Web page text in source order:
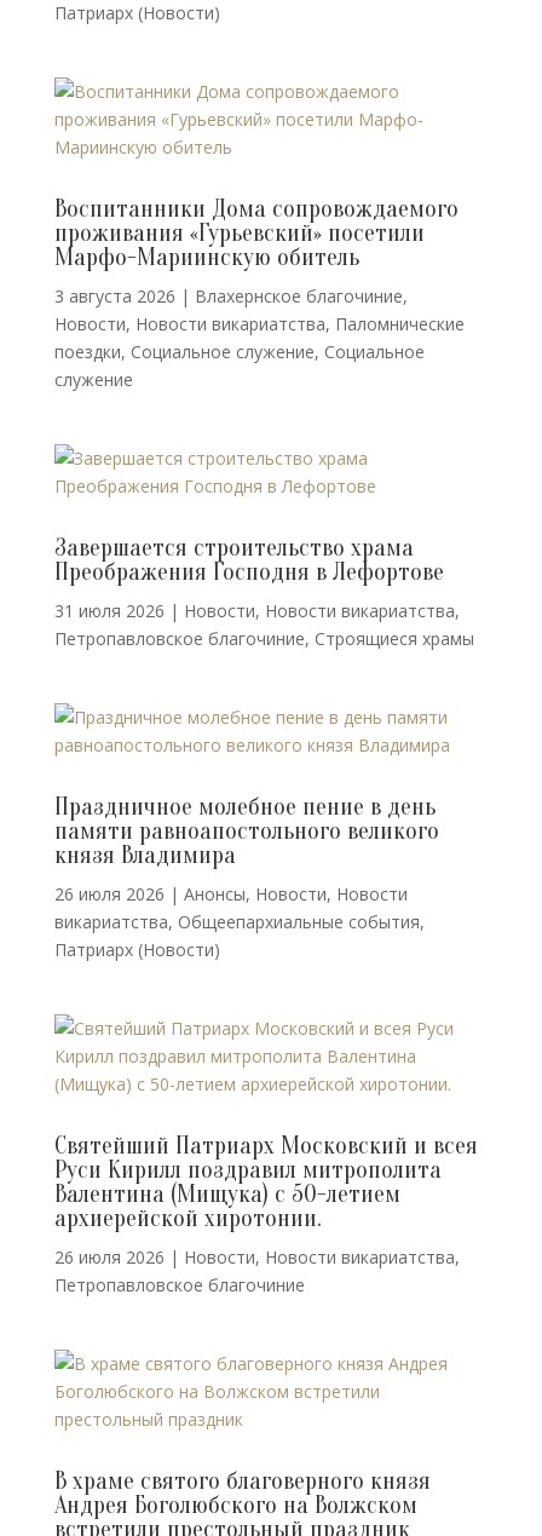
Патриарх (Новости)
Воспитанники Дома сопровождаемого
проживания «Гурьевский» посетили
Марфо-Мариинскую обитель
3 августа 2026 | Влахернское благочиние,
Новости, Новости викариатства, Паломнические
поездки, Социальное служение, Социальное
служение
Завершается строительство храма
Преображения Господня в Лефортове
31 июля 2026 | Новости, Новости викариатства,
Петропавловское благочиние, Строящиеся храмы
Праздничное молебное пение в день
памяти равноапостольного великого
князя Владимира
26 июля 2026 | Анонсы, Новости, Новости
викариатства, Общеепархиальные события,
Патриарх (Новости)
Святейший Патриарх Московский и всея
Руси Кирилл поздравил митрополита
Валентина (Мищука) с 50-летием
архиерейской хиротонии.
26 июля 2026 | Новости, Новости викариатства,
Петропавловское благочиние
В храме святого благоверного князя
Андрея Боголюбского на Волжском
встретили престольный праздник